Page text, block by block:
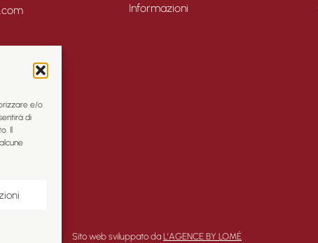
e/o
di
Il
Informazioni
Sito web sviluppato da L’AGENCE BY LOMÉ